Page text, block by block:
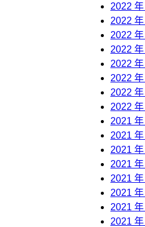
2022 年
2022 年
2022 年
2022 年
2022 年
2022 年
2022 年
2022 年
2021 年
2021 年
2021 年
2021 年
2021 年
2021 年
2021 年
2021 年